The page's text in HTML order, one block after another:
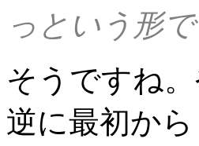
っという形
そうですね
逆に最初か